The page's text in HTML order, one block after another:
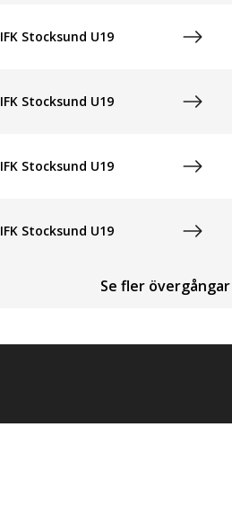
IFK Stocksund U19
IFK Stocksund U19
IFK Stocksund U19
IFK Stocksund U19
Se fler övergångar